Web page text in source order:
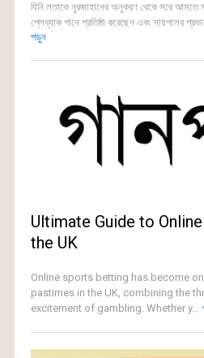
যিনি লতাকে নুরজাহানের অনুকরণ থেকে সরে আসতে
প্লেব্যাক গানে প্রতিষ্ঠা করেছেন এবং সায়গলের
পড়ুন
Ultimate Guide to
the UK
Online sports betting has become
pastimes in the UK, combining the
excitement of gambling. Whether y...